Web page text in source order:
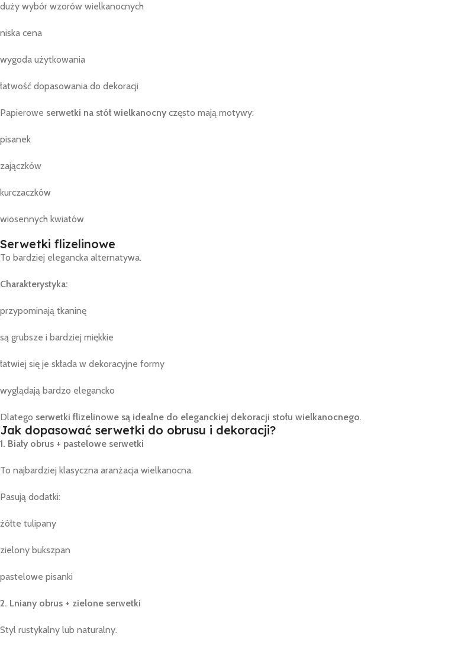
duży wybór wzorów wielkanocnych
niska cena
wygoda użytkowania
łatwość dopasowania do dekoracji
Papierowe serwetki na stół wielkanocny często mają motywy:
pisanek
zajączków
kurczaczków
wiosennych kwiatów
Serwetki flizelinowe
To bardziej elegancka alternatywa.
Charakterystyka:
przypominają tkaninę
są grubsze i bardziej miękkie
łatwiej się je składa w dekoracyjne formy
wyglądają bardzo elegancko
Dlatego serwetki flizelinowe są idealne do eleganckiej dekoracji stołu wielkanocnego.
Jak dopasować serwetki do obrusu i dekoracji?
1. Biały obrus + pastelowe serwetki
To najbardziej klasyczna aranżacja wielkanocna.
Pasują dodatki:
żółte tulipany
zielony bukszpan
pastelowe pisanki
2. Lniany obrus + zielone serwetki
Styl rustykalny lub naturalny.